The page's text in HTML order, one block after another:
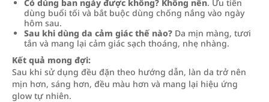
Có dùng ban ngày được không? Không nên. Ưu tiên
dùng buổi tối và bắt buộc dùng chống nắng vào ngày
hôm sau.
Sau khi dùng da cảm giác thế nào? Da mịn màng, tươi
tắn và mang lại cảm giác sạch thoáng, nhẹ nhàng.
Kết quả mong đợi:
Sau khi sử dụng đều đặn theo hướng dẫn, làn da trở nên
mịn hơn, sáng hơn, đều màu hơn và mang lại hiệu ứng
glow tự nhiên.